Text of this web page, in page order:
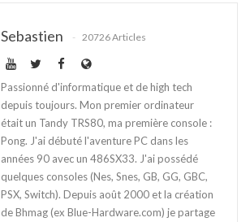
Sebastien 20726 Articles
Passionné d'informatique et de high tech
depuis toujours. Mon premier ordinateur
était un Tandy TRS80, ma première console :
Pong. J'ai débuté l'aventure PC dans les
années 90 avec un 486SX33. J'ai possédé
quelques consoles (Nes, Snes, GB, GG, GBC,
PSX, Switch). Depuis août 2000 et la création
de Bhmag (ex Blue-Hardware.com) je partage